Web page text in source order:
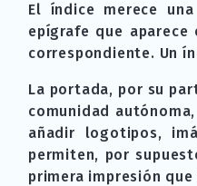
El índice merece
epígrafe que
correspondiente. Un
La portada, por su
comunidad
añadir logotipos,
permiten, por
primera impresión